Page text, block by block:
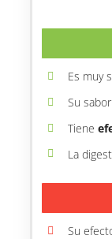
Es muy
Su
Tiene
La
Su